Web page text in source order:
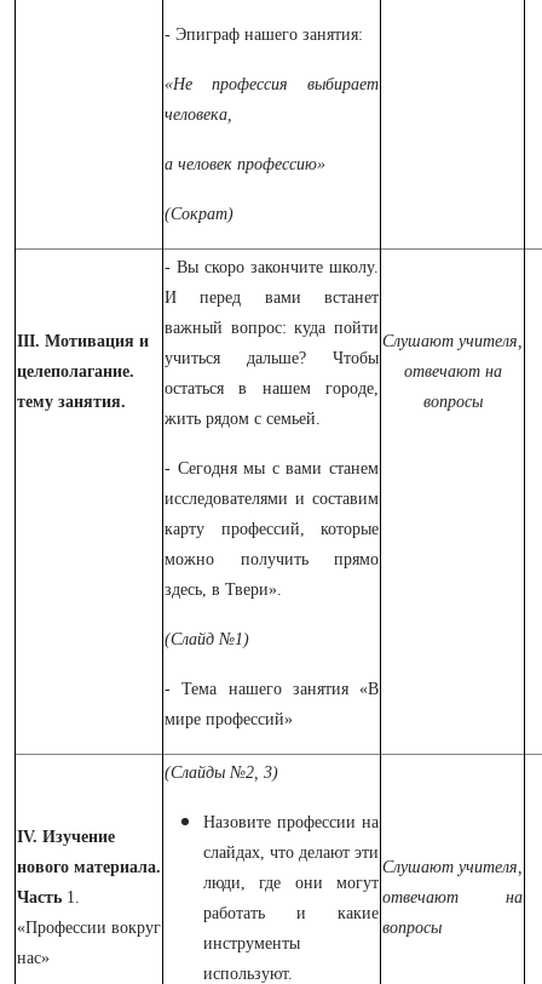
- Эпиграф нашего занятия:
«Не профессия выбирает
человека,
а человек профессию»
(Сократ)
III. Мотивация и
целеполагание.
тему занятия.
- Вы скоро закончите школу.
И перед вами встанет
важный вопрос: куда пойти
учиться дальше? Чтобы
остаться в нашем городе,
жить рядом с семьей.
- Сегодня мы с вами станем
исследователями и составим
карту профессий, которые
можно получить прямо
здесь, в Твери».
(Слайд №1)
- Тема нашего занятия «В
мире профессий»
Слушают учителя,
отвечают на
вопросы
IV. Изучение
нового материала.
Часть 1.
«Профессии вокруг
нас»
(Слайды №2, 3)
Назовите профессии на
слайдах, что делают эти
люди, где они могут
работать и какие
инструменты
используют.
Слушают учителя,
отвечают на
вопросы